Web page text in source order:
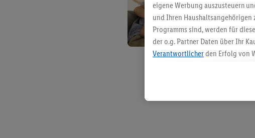
eigene Werbung auszusteuern
und Ihren Haushaltsangehörigen
Programms sind, werden für
der o.g. Partner Daten über Ihr
Verantwortlicherden Erfolg von
angereicherten Profilen. Dies
Kaufverhalten in den Lidl-
genauen Standortdaten) auch